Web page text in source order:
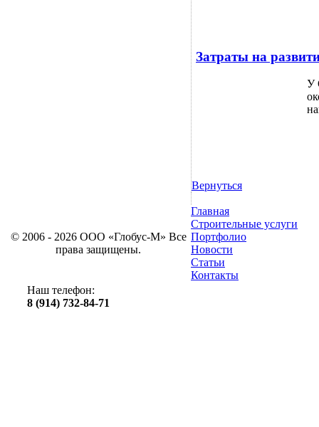
Затраты на
У
Вернуться
© 2006 - 2026 ООО «Глобус-М» Все
права защищены.
Главная
Строительные услуги
Портфолио
Новости
Статьи
Контакты
Наш телефон:
8 (914) 732-84-71